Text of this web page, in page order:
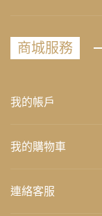
商城服務
我的帳戶
我的購物車
連絡客服